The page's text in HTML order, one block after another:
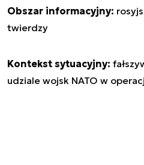
Obszar informacyjny:
twierdzy
Kontekst sytuacyjny:
udziale wojsk NATO w